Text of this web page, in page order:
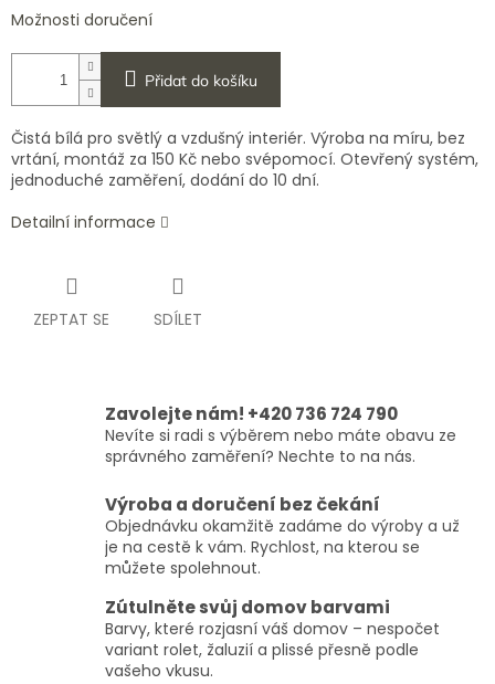
Možnosti doručení
Přidat do košíku
Čistá bílá pro světlý a vzdušný interiér. Výroba na míru, bez
vrtání, montáž za 150 Kč nebo svépomocí. Otevřený systém,
jednoduché zaměření, dodání do 10 dní.
Detailní informace
ZEPTAT SE SDÍLET
Zavolejte nám! +420 736 724 790
Nevíte si radi s výběrem nebo máte obavu ze
správného zaměření? Nechte to na nás.
Výroba a doručení bez čekání
Objednávku okamžitě zadáme do výroby a už
je na cestě k vám. Rychlost, na kterou se
můžete spolehnout.
Zútulněte svůj domov barvami
Barvy, které rozjasní váš domov – nespočet
variant rolet, žaluzií a plissé přesně podle
vašeho vkusu.